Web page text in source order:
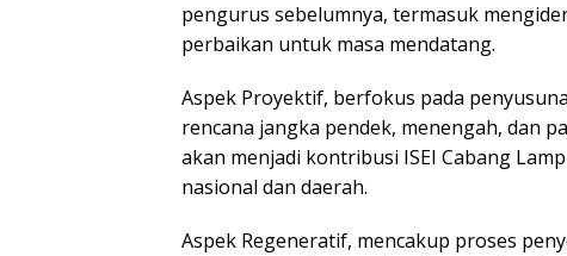
pengurus sebelumnya, termasuk
perbaikan untuk masa mendatang.
Aspek Proyektif, berfokus pada
rencana jangka pendek, menengah, dan
akan menjadi kontribusi ISEI Cabang
nasional dan daerah.
Aspek Regeneratif, mencakup proses